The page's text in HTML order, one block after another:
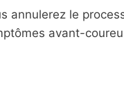
annulerez le
avant-